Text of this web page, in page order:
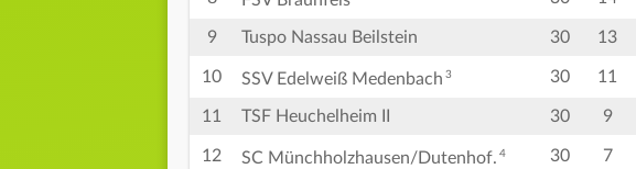
9 Tuspo Nassau Beilstein 30 13
10 SSV Edelweiß Medenbach 3 30 11
11 TSF Heuchelheim II 30 9
12 SC Münchholzhausen/Dutenhof. 4 30 7